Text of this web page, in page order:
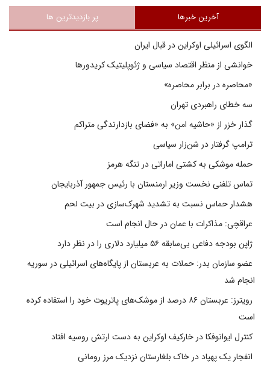
آخرین خبرها پر بازدیدترین ها
الگوی اسرائیلی اوکراین در قبال ایران
خوانشی از منظر اقتصاد سیاسی و ژئوپلیتیک کریدورها
«محاصره در برابر محاصره»
سه خطای راهبردی تهران
گذار خزر از «حاشیه امن» به «فضای بازدارندگی متراکم
ترامپ گرفتار در شن‌زار سیاسی
حمله موشکی به کشتی اماراتی در تنگه هرمز
تماس تلفنی نخست وزیر ارمنستان با رئیس جمهور آذربایجان
هشدار حماس نسبت به تشدید شهرک‌سازی در بیت‌ لحم
عراقچی: مذاکرات با عمان در حال انجام است
ژاپن بودجه دفاعی بی‌سابقه ۵۶ میلیارد دلاری را در نظر دارد
عضو سازمان بدر: حملات به عربستان از پایگاه‌های اسرائیلی در سوریه
انجام شد
رویترز: عربستان ۸۶ درصد از موشک‌های پاتریوت خود را استفاده کرده
است
کنترل ایوانوفکا در خارکیف اوکراین به دست ارتش روسیه افتاد
انفجار یک پهپاد در خاک بلغارستان نزدیک مرز رومانی